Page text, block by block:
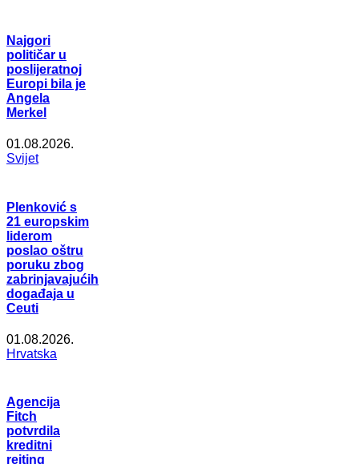
Najgori
političar u
poslijeratnoj
Europi bila je
Angela
Merkel
01.08.2026.
Svijet
Plenković s
21 europskim
liderom
poslao oštru
poruku zbog
zabrinjavajućih
događaja u
Ceuti
01.08.2026.
Hrvatska
Agencija
Fitch
potvrdila
kreditni
rejting